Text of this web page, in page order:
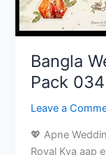
Bangla
Pack
Leave a
💖 Apne
Royal Kya aap